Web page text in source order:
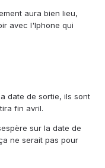
aura bien lieu,
avec l'Iphone qui
date de sortie, ils sont
fin avril.
sur la date de
ne serait pas pour